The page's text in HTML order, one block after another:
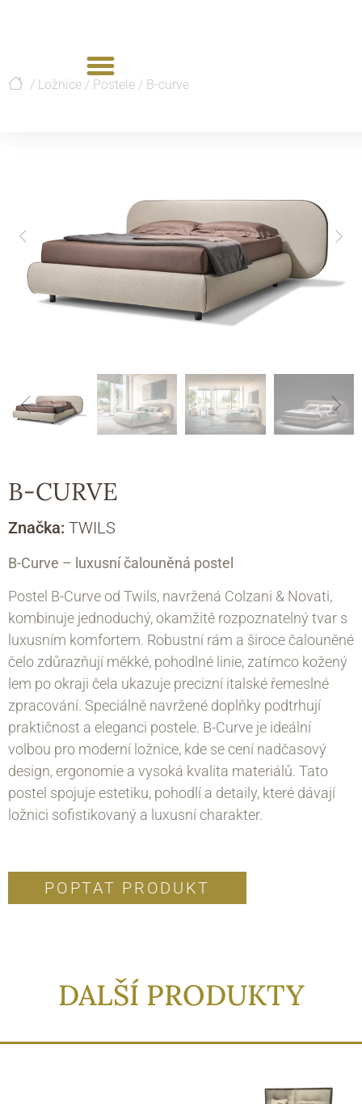
/ Ložnice / Postele / B-curve
B-CURVE
Značka: TWILS
B-Curve – luxusní čalouněná postel
Postel B-Curve od Twils, navržená Colzani & Novati,
kombinuje jednoduchý, okamžitě rozpoznatelný tvar s
luxusním komfortem. Robustní rám a široce čalouněné
čelo zdůrazňují měkké, pohodlné linie, zatímco kožený
lem po okraji čela ukazuje precizní italské řemeslné
zpracování. Speciálně navržené doplňky podtrhují
praktičnost a eleganci postele. B-Curve je ideální
volbou pro moderní ložnice, kde se cení nadčasový
design, ergonomie a vysoká kvalita materiálů. Tato
postel spojuje estetiku, pohodlí a detaily, které dávají
ložnici sofistikovaný a luxusní charakter.
POPTAT PRODUKT
DALŠÍ PRODUKTY